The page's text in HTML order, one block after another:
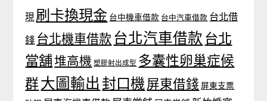
現 刷卡換現金 台中機車借款 台中汽車借款 台北借
錢 台北機車借款 台北汽車借款 台北
當舖堆高機 塑膠射出成型 多囊性卵巢症候
群大圖輸出 封口機 屏東借錢 屏東支票